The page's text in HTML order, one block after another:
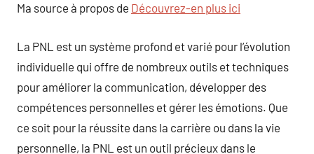
Ma source à propos de Découvrez-en plus ici
La PNL est un système profond et varié pour l’évolution
individuelle qui offre de nombreux outils et techniques
pour améliorer la communication, développer des
compétences personnelles et gérer les émotions. Que
ce soit pour la réussite dans la carrière ou dans la vie
personnelle, la PNL est un outil précieux dans le